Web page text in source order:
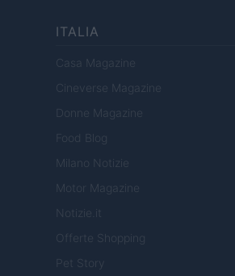
ITALIA
Casa Magazine
Cineverse Magazine
Donne Magazine
Food Blog
Milano Notizie
Motor Magazine
Notizie.it
Offerte Shopping
Pet Story